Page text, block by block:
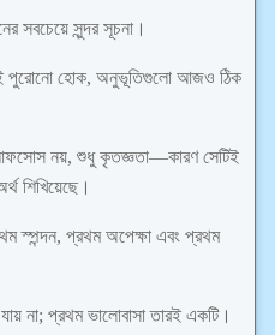
সবচেয়ে সুন্দর সূচনা।
পুরোনো হোক, অনুভূতিগুলো আজও ঠিক
নয়, শুধু কৃতজ্ঞতা—কারণ সেটিই
শিখিয়েছে।
স্পন্দন, প্রথম অপেক্ষা এবং প্রথম
না; প্রথম ভালোবাসা তারই একটি।